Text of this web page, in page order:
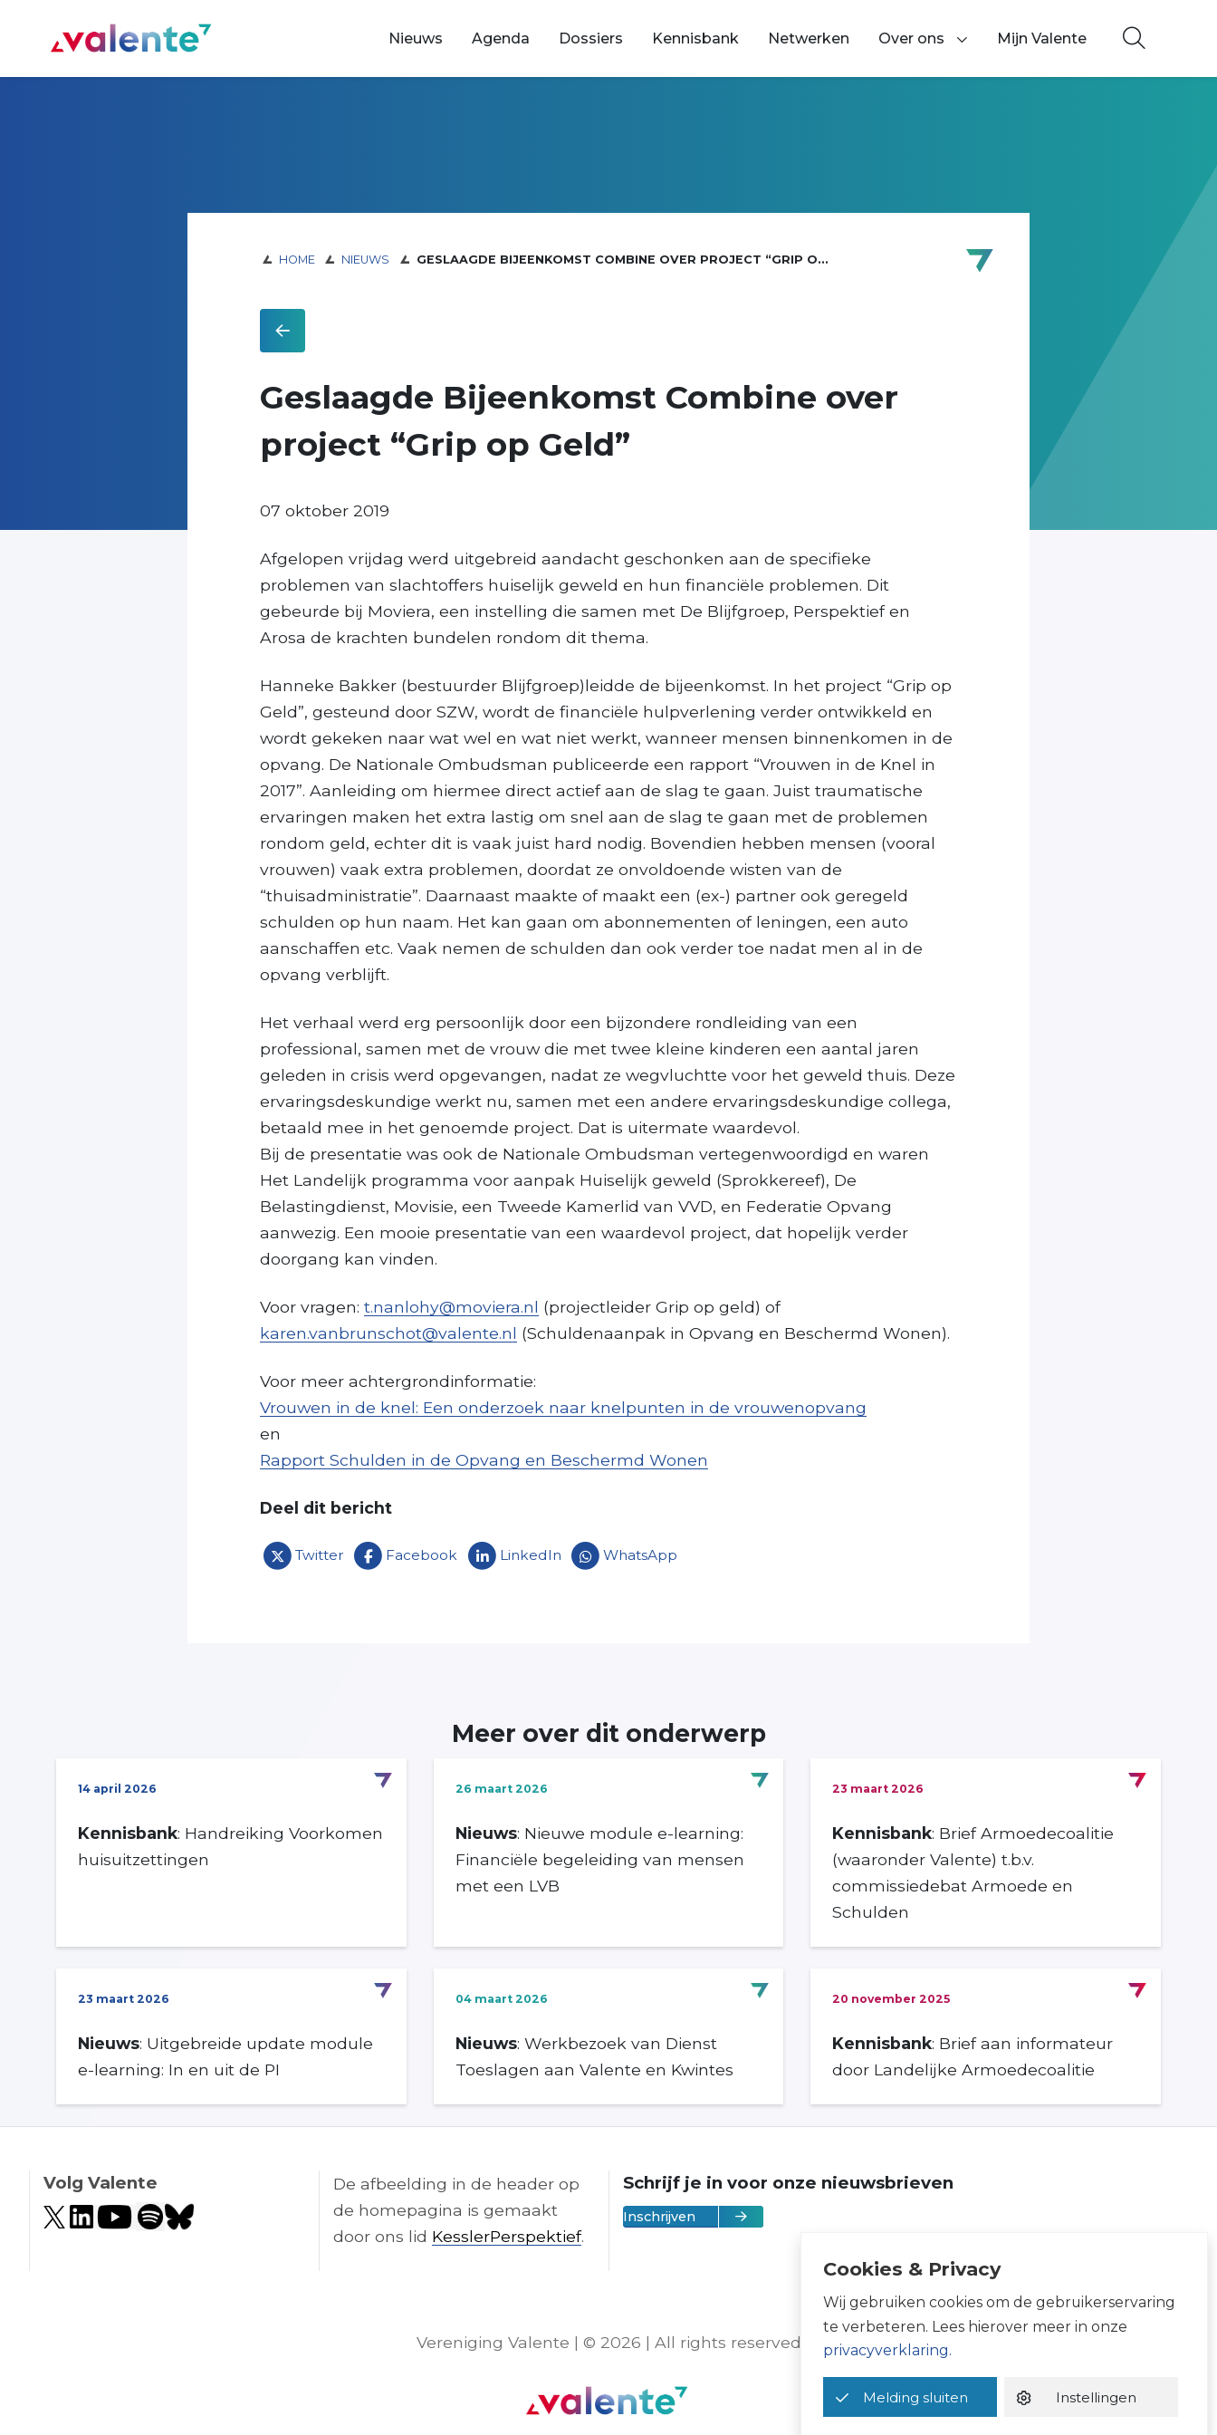
Vereniging Valente
Nieuws Agenda Dossiers Kennisbank Netwerken Over ons
Toon onderliggende navigatie items
Mijn Valente
HOME NIEUWS GESLAAGDE BIJEENKOMST COMBINE OVER PROJECT “GRIP O...
Geslaagde Bijeenkomst Combine over
project “Grip op Geld”
07 oktober 2019
Afgelopen vrijdag werd uitgebreid aandacht geschonken aan de specifieke
problemen van slachtoffers huiselijk geweld en hun financiële problemen. Dit
gebeurde bij Moviera, een instelling die samen met De Blijfgroep, Perspektief en
Arosa de krachten bundelen rondom dit thema.
Hanneke Bakker (bestuurder Blijfgroep)leidde de bijeenkomst. In het project “Grip op
Geld”, gesteund door SZW, wordt de financiële hulpverlening verder ontwikkeld en
wordt gekeken naar wat wel en wat niet werkt, wanneer mensen binnenkomen in de
opvang. De Nationale Ombudsman publiceerde een rapport “Vrouwen in de Knel in
2017”. Aanleiding om hiermee direct actief aan de slag te gaan. Juist traumatische
ervaringen maken het extra lastig om snel aan de slag te gaan met de problemen
rondom geld, echter dit is vaak juist hard nodig. Bovendien hebben mensen (vooral
vrouwen) vaak extra problemen, doordat ze onvoldoende wisten van de
“thuisadministratie”. Daarnaast maakte of maakt een (ex-) partner ook geregeld
schulden op hun naam. Het kan gaan om abonnementen of leningen, een auto
aanschaffen etc. Vaak nemen de schulden dan ook verder toe nadat men al in de
opvang verblijft.
Het verhaal werd erg persoonlijk door een bijzondere rondleiding van een
professional, samen met de vrouw die met twee kleine kinderen een aantal jaren
geleden in crisis werd opgevangen, nadat ze wegvluchtte voor het geweld thuis. Deze
ervaringsdeskundige werkt nu, samen met een andere ervaringsdeskundige collega,
betaald mee in het genoemde project. Dat is uitermate waardevol.
Bij de presentatie was ook de Nationale Ombudsman vertegenwoordigd en waren
Het Landelijk programma voor aanpak Huiselijk geweld (Sprokkereef), De
Belastingdienst, Movisie, een Tweede Kamerlid van VVD, en Federatie Opvang
aanwezig. Een mooie presentatie van een waardevol project, dat hopelijk verder
doorgang kan vinden.
Voor vragen: t.nanlohy@moviera.nl (projectleider Grip op geld) of
karen.vanbrunschot@valente.nl (Schuldenaanpak in Opvang en Beschermd Wonen).
Voor meer achtergrondinformatie:
Vrouwen in de knel: Een onderzoek naar knelpunten in de vrouwenopvang
en
Rapport Schulden in de Opvang en Beschermd Wonen
Deel dit bericht
Twitter Facebook LinkedIn WhatsApp
Meer over dit onderwerp
14 april 2026
Kennisbank: Handreiking Voorkomen
huisuitzettingen
26 maart 2026
Nieuws: Nieuwe module e-learning:
Financiële begeleiding van mensen
met een LVB
23 maart 2026
Kennisbank: Brief Armoedecoalitie
(waaronder Valente) t.b.v.
commissiedebat Armoede en
Schulden
23 maart 2026
Nieuws: Uitgebreide update module
e-learning: In en uit de PI
04 maart 2026
Nieuws: Werkbezoek van Dienst
Toeslagen aan Valente en Kwintes
20 november 2025
Kennisbank: Brief aan informateur
door Landelijke Armoedecoalitie
Volg Valente
De afbeelding in de header op
de homepagina is gemaakt
door ons lid KesslerPerspektief.
Schrijf je in voor onze nieuwsbrieven
Inschrijven
Vereniging Valente | © 2026 | All rights reserved
Cookies & Privacy
Wij gebruiken cookies om de gebruikerservaring
te verbeteren. Lees hierover meer in onze
privacyverklaring.
Melding sluiten Instellingen